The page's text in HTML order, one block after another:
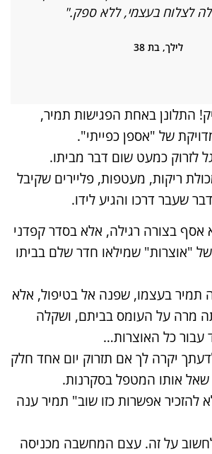
לצלוח בעצמי, ללא ספק."
לילך, בת 38
התלונן באחת הפגישות תמיר,
של "אספן כפייתי".
לזרוק כמעט שום דבר מביתו.
ריקות, מעטפות, פליירים שקיבל
שעבר דרכו והגיע לידו.
אסף בצורה רגילה, אלא בסדר קפדני
"אוצרות" שמילאו חדר שלם בביתו
תמיר בעצמו, שפנה אל בטיפול, אלא
מרה על העומס בביתם, ושקלה
עבור כל האוצרות…
יקרה לך אם תזרוק יום אחד חלק
אותו המטפל בסקרנות.
אפשרות כזו שוב" תמיר ענה
על זה. עצם המחשבה מכניסה